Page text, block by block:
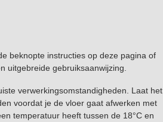
beknopte instructies op deze pagina of
uitgebreide gebruiksaanwijzing.
verwerkingsomstandigheden. Laat het
voordat je de vloer gaat afwerken met
temperatuur heeft tussen de 18°C en